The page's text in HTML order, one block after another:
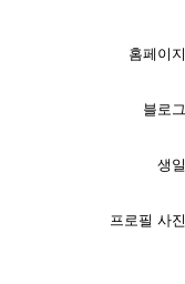
홈페이지
블로그
생일
프로필 사진